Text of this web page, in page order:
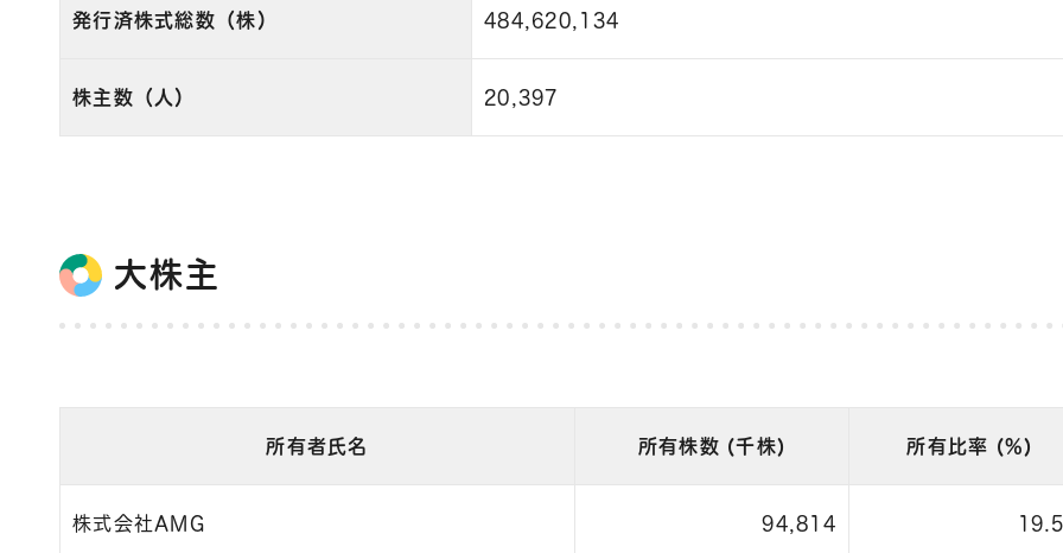
発行済株式総数（株） 484,620,134
株主数（人） 20,397
大株主
所有者氏名 所有株数 (千株) 所有比率 (%)
株式会社AMG 94,814